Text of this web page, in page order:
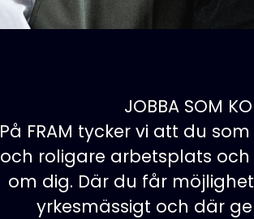
JOBBA SOM
På FRAM tycker vi att du
och roligare arbetsplats
om dig. Där du får
yrkesmässigt och där